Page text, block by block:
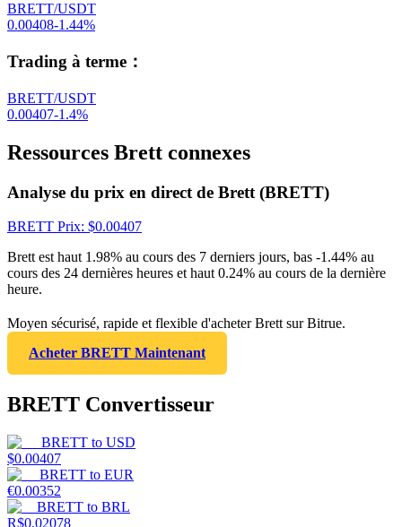
BRETT/USDT
0.00408-1.44%
Trading à terme ：
BRETT/USDT
0.00407-1.4%
Ressources Brett connexes
Analyse du prix en direct de Brett (BRETT)
BRETT Prix: $0.00407
Brett est haut 1.98% au cours des 7 derniers jours, bas -1.44% au
cours des 24 dernières heures et haut 0.24% au cours de la dernière
heure.
Moyen sécurisé, rapide et flexible d'acheter Brett sur Bitrue.
Acheter BRETT Maintenant
BRETT Convertisseur
BRETT to USD
$0.00407
BRETT to EUR
€0.00352
BRETT to BRL
R$0.02078